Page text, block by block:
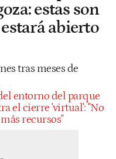
estas son
abierto
tras meses de
entorno del parque
el cierre 'virtual': "No
recursos"